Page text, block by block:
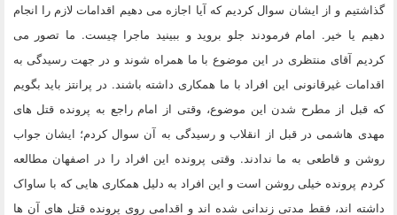
گذاشتیم و از ایشان سوال کردیم که آیا اجازه می دهیم اقدامات لازم را انجام
دهیم یا خیر. امام فرمودند جلو بروید و ببینید ماجرا چیست. ما تصور می
کردیم آقای منتظری در این موضوع با ما همراه شوند و در جهت رسیدگی به
اقدامات غیرقانونی این افراد با ما همکاری داشته باشند. در پرانتز باید بگویم
که قبل از مطرح شدن این موضوع، وقتی از امام راجع به پرونده قتل های
مهدی هاشمی در قبل از انقلاب و رسیدگی به آن سوال کردم؛ ایشان جواب
روشن و قاطعی به ما ندادند. وقتی پرونده این افراد را در اصفهان مطالعه
کردم پرونده خیلی روشن است و این افراد به دلیل همکاری هایی که با ساواک
داشته اند، فقط مدتی زندانی شده اند و اقدامی روی پرونده قتل های آن ها